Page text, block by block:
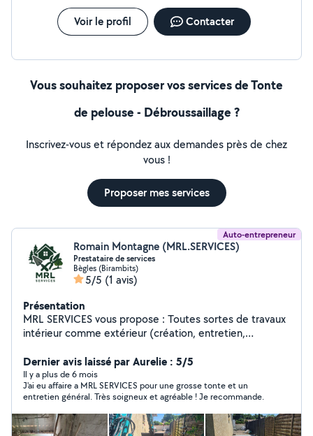
Voir le profil Contacter
Vous souhaitez proposer vos services de Tonte
de pelouse - Débroussaillage ?
Inscrivez-vous et répondez aux demandes près de chez
vous !
Proposer mes services
Auto-entrepreneur
Romain Montagne (MRL.SERVICES)
Prestataire de services
Bègles (Birambits)
5/5 (1 avis)
Présentation
MRL SERVICES vous propose : Toutes sortes de travaux
intérieur comme extérieur (création, entretien,
débroussaillage, tailles de vos haies, taille, élagage ou
abatage d'arbres petits ou moyens, terrasse bois ou
béton ) Nettoyage et entretien de vos terrasses,
façades, toitures . Montage et installation de tout types
de meubles . Devis gratuit par mail ou téléphone .
Dernier avis laissé par Aurelie : 5/5
Il y a plus de 6 mois
J'ai eu affaire a MRL SERVICES pour une grosse tonte et un
entretien général. Très soigneux et agréable ! Je recommande.